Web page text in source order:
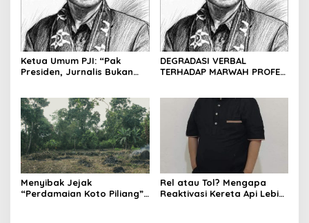
Ketua Umum PJI: “Pak
Presiden, Jurnalis Bukan
DEGRADASI VERBAL
TERHADAP MARWAH PROFESI
OKNUM ADVOKAT HOTMAN
PARIS HUTAPEA
Menyibak Jejak
“Perdamaian Koto Piliang”:
Rel atau Tol? Mengapa
Reaktivasi Kereta Api Lebih